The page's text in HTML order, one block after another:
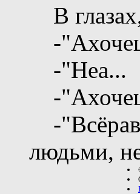
В
-
-"Неа...
-
-
людьми,